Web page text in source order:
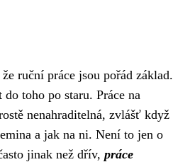
ruční práce jsou pořád základ.
toho po staru. Práce na
nenahraditelná, zvlášť když
a jak na ni. Není to jen o
jinak než dřív, práce